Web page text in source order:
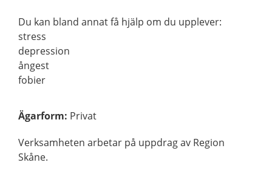
Du kan bland annat få hjälp om du upplever:
stress
depression
ångest
fobier
Ägarform: Privat
Verksamheten arbetar på uppdrag av Region
Skåne.